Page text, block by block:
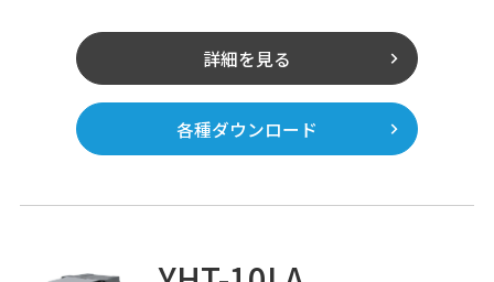
詳細を見る
各種ダウンロード